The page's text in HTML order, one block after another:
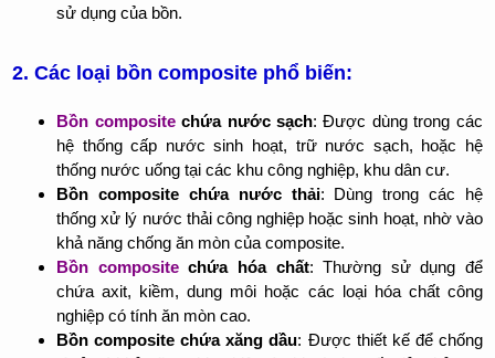
sử dụng của bồn.
2. Các loại bồn composite phổ biến:
Bồn compositechứa nước sạch: Được dùng trong các
hệ thống cấp nước sinh hoạt, trữ nước sạch, hoặc hệ
thống nước uống tại các khu công nghiệp, khu dân cư.
Bồn composite chứa nước thải: Dùng trong các hệ
thống xử lý nước thải công nghiệp hoặc sinh hoạt, nhờ vào
khả năng chống ăn mòn của composite.
Bồn compositechứa hóa chất: Thường sử dụng để
chứa axit, kiềm, dung môi hoặc các loại hóa chất công
nghiệp có tính ăn mòn cao.
Bồn composite chứa xăng dầu: Được thiết kế để chống